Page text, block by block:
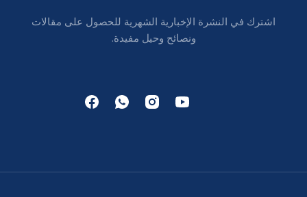
اشترك في النشرة الإخبارية الشهرية للحصول على مقالات
ونصائح وحيل مفيدة.